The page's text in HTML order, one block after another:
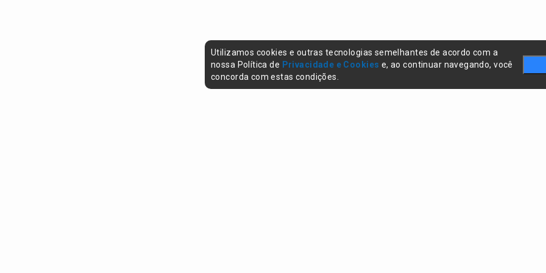
Utilizamos cookies e outras tecnologias semelhantes de acordo com a
nossa Política de Privacidade e Cookies e, ao continuar navegando, você
concorda com estas condições.